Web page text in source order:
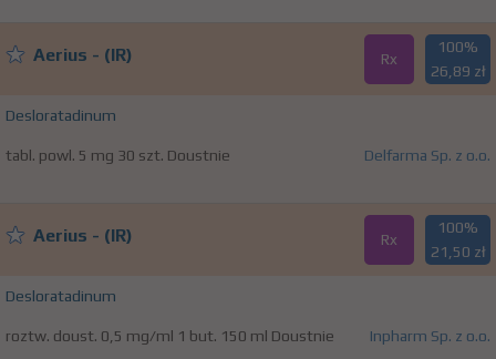
Aerius - (IR) Rx
100%
26,89 zł
Desloratadinum
tabl. powl. 5 mg 30 szt. Doustnie Delfarma Sp. z o.o.
Aerius - (IR) Rx
100%
21,50 zł
Desloratadinum
roztw. doust. 0,5 mg/ml 1 but. 150 ml Doustnie Inpharm Sp. z o.o.